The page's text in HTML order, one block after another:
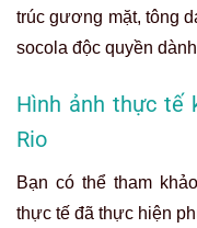
trúc gương mặt, tông
socola độc quyền
Hình ảnh thực tế
Rio
Bạn có thể tham
thực tế đã thực hiện